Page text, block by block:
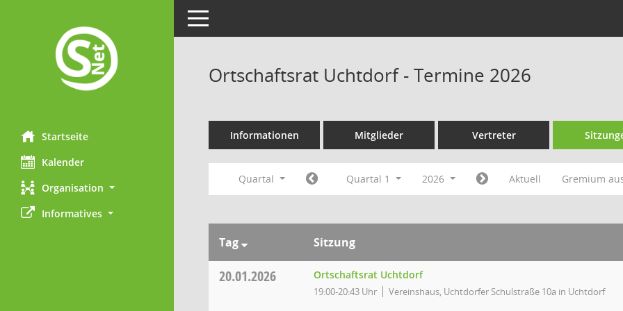
Startseite
Kalender
Organisation
Informatives
Toggle navigation
Ortschaftsrat Uchtdorf - Termine 2026
Informationen Mitglieder Vertreter
Quartal Quartal 1 2026 Aktuell Gremium
Tag Sitzung
20.01.2026 Ortschaftsrat Uchtdorf
19:00-20:43 Uhr Vereinshaus, Uchtdorfer Schulstraße 10a in Uchtdorf